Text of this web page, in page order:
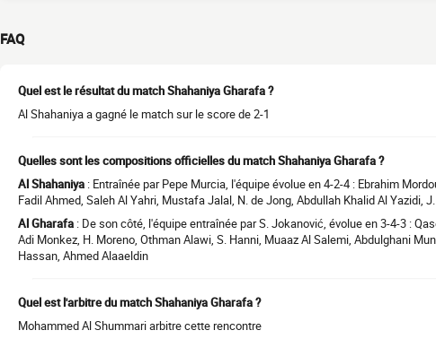
FAQ
Quel est le résultat du match Shahaniya Gharafa ?
Al Shahaniya a gagné le match sur le score de 2-1
Quelles sont les compositions officielles du match Shahaniya Gharafa ?
Al Shahaniya : Entraînée par Pepe Murcia, l'équipe évolue en 4-2-4 : Ebrahim
Fadil Ahmed, Saleh Al Yahri, Mustafa Jalal, N. de Jong, Abdullah Khalid Al Yazidi,
Al Gharafa : De son côté, l'équipe entraînée par S. Jokanović, évolue en 3-4-3 :
Adi Monkez, H. Moreno, Othman Alawi, S. Hanni, Muaaz Al Salemi, Abdulghani
Hassan, Ahmed Alaaeldin
Quel est l'arbitre du match Shahaniya Gharafa ?
Mohammed Al Shummari arbitre cette rencontre